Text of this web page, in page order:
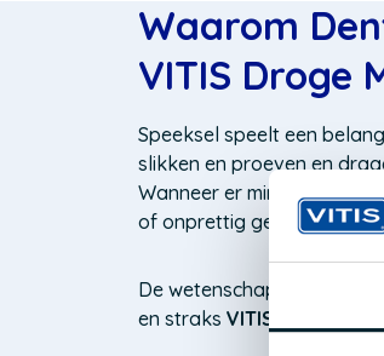
Waarom
VITIS Droge
Speeksel speelt een
slikken en proeven en
Wanneer er minder
of onprettig gevoel.
De wetenschappelijk
en straks VITIS Droge Mond